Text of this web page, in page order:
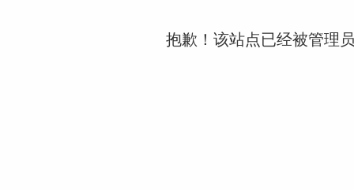
抱歉！该站点已经被管理